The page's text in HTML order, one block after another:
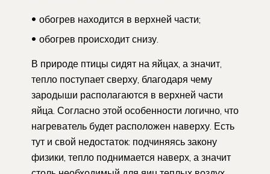
обогрев находится в верхней части;
обогрев происходит снизу.
В природе птицы сидят на яйцах, а значит,
тепло поступает сверху, благодаря чему
зародыши располагаются в верхней части
яйца. Согласно этой особенности логично, что
нагреватель будет расположен наверху. Есть
тут и свой недостаток: подчиняясь закону
физики, тепло поднимается наверх, а значит